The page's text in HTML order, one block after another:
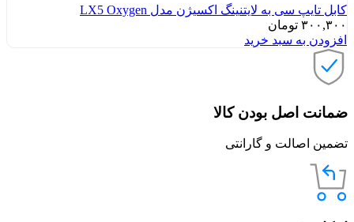
کابل تایپ سی به لایتنینگ اکسیژن مدل LX5 Oxygen
۳۰۰,۳۰۰ تومان
افزودن به سبد خرید
ضمانت اصل بودن کالا
تضمین اصالت و گارانتی